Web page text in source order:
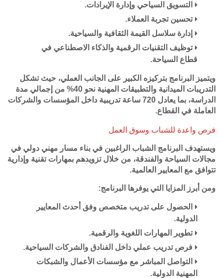
التسويق السياحي وإدارة الإيرادات.
تحسين تجربة العملاء.
إدارة سلاسل القيمة الثقافية والسياحية.
توظيف التقنيات الرقمية والذكاء الاصطناعي في
قطاع السياحة.
ويتميز البرنامج بتركيزه الكبير على الجانب العملي، حيث تشكل
التدريبات الميدانية والتطبيقات المهنية نحو 40% من إجمالي مدة
الدراسة، بما يعادل 720 ساعة تدريبية داخل المؤسسات والشركات
العاملة في القطاع.
فرص واعدة للشباب وسوق العمل
ويستهدف البرنامج الشباب الراغبين في بناء مسار مهني دولي في
مجالات السياحة والفندقة، من خلال تزويدهم بمهارات تقنية وإدارية
تتوافق مع المعايير العالمية.
ومن أبرز المزايا التي يوفرها البرنامج:
الحصول على تدريب متخصص وفق أحدث المعايير
الدولية.
تطوير المهارات اللغوية والرقمية.
فرص تدريب عملي داخل الفنادق والشركات السياحية.
التواصل المباشر مع مؤسسات الأعمال والشبكات
المهنية الدولية.